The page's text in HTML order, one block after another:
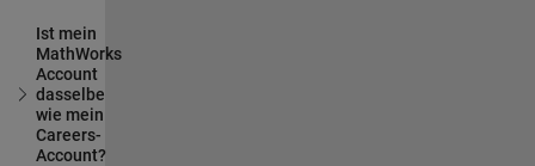
Ist mein
MathWorks
Account
dasselbe
wie mein
Careers-
Account?